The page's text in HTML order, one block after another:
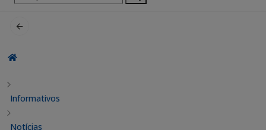
por:
Informativos
Notícias